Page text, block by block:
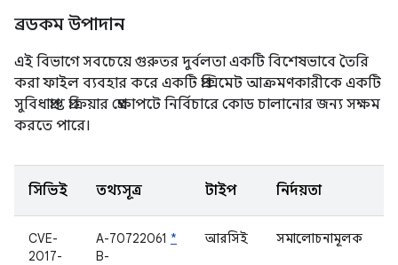
ব্রডকম উপাদান
এই বিভাগে সবচেয়ে গুরুতর দুর্বলতা একটি বিশেষভাবে তৈরি
করা ফাইল ব্যবহার করে একটি প্রক্সিমেট আক্রমণকারীকে একটি
সুবিধাপ্রাপ্ত প্রক্রিয়ার প্রেক্ষাপটে নির্বিচারে কোড চালানোর জন্য সক্ষম
করতে পারে।
সিভিই তথ্যসূত্র টাইপ নির্দয়তা
CVE-
2017-
A-70722061 *
B-
আরসিই সমালোচনামূলক